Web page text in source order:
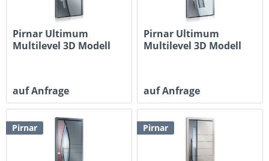
Pirnar Ultimum
Multilevel 3D Modell
auf Anfrage
Pirnar Ultimum
Multilevel 3D Modell
auf Anfrage
Pirnar Pirnar